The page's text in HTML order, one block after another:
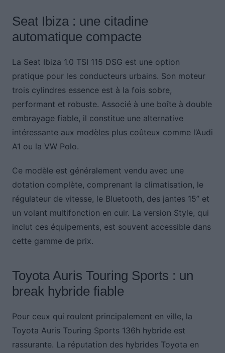
Seat Ibiza : une citadine
automatique compacte
La Seat Ibiza 1.0 TSI 115 DSG est une option
pratique pour les conducteurs urbains. Son moteur
trois cylindres essence est à la fois sobre,
performant et robuste. Associé à une boîte à double
embrayage fiable, il constitue une alternative
intéressante aux modèles plus coûteux comme l’Audi
A1 ou la VW Polo.
Ce modèle est généralement vendu avec une
dotation complète, comprenant la climatisation, le
régulateur de vitesse, le Bluetooth, des jantes 15” et
un volant multifonction en cuir. La version Style, qui
inclut ces équipements, est souvent accessible dans
cette gamme de prix.
Toyota Auris Touring Sports : un
break hybride fiable
Pour ceux qui roulent principalement en ville, la
Toyota Auris Touring Sports 136h hybride est
rassurante. La réputation des hybrides Toyota en